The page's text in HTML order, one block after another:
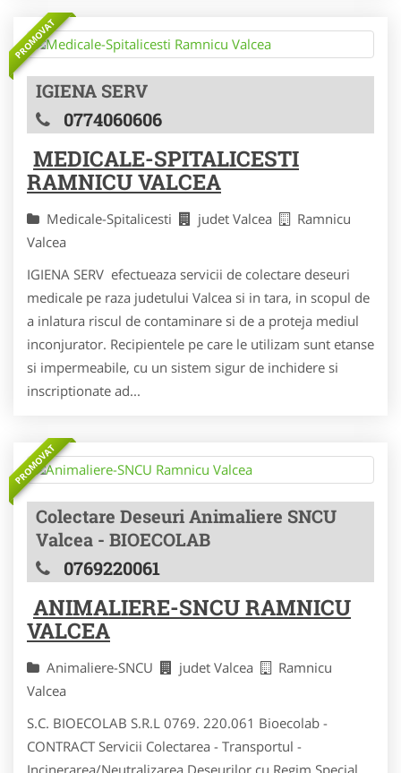
PROMOVAT
IGIENA SERV
0774060606
MEDICALE-SPITALICESTI
RAMNICU VALCEA
Medicale-Spitalicesti judet Valcea
Ramnicu
Valcea
IGIENA SERV efectueaza servicii de colectare deseuri
medicale pe raza judetului Valcea si in tara, in scopul de
a inlatura riscul de contaminare si de a proteja mediul
inconjurator. Recipientele pe care le utilizam sunt etanse
si impermeabile, cu un sistem sigur de inchidere si
inscriptionate ad...
PROMOVAT
Colectare Deseuri Animaliere SNCU
Valcea - BIOECOLAB
0769220061
ANIMALIERE-SNCU RAMNICU
VALCEA
Animaliere-SNCU judet Valcea
Ramnicu
Valcea
S.C. BIOECOLAB S.R.L 0769. 220.061 Bioecolab -
CONTRACT Servicii Colectarea - Transportul -
Incinerarea/Neutralizarea Deseurilor cu Regim Special